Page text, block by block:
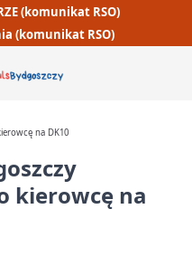
(komunikat RSO)
(komunikat RSO)
na DK10
kierowcę na